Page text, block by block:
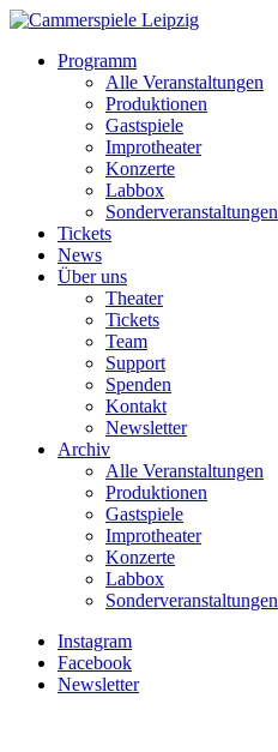
Programm
Alle Veranstaltungen
Produktionen
Gastspiele
Improtheater
Konzerte
Labbox
Sonderveranstaltungen
Tickets
News
Über uns
Theater
Tickets
Team
Support
Spenden
Kontakt
Newsletter
Archiv
Alle Veranstaltungen
Produktionen
Gastspiele
Improtheater
Konzerte
Labbox
Sonderveranstaltungen
Instagram
Facebook
Newsletter